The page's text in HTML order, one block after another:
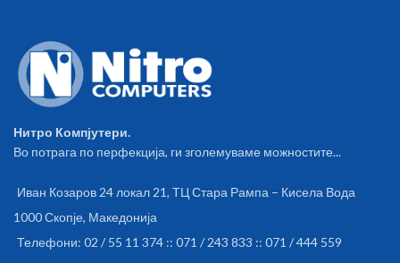
Нитро Компјутери.
Во потрага по перфекција, ги зголемуваме можностите...
Иван Козаров 24 локал 21, ТЦ Стара Рампа – Кисела Вода
1000 Скопје, Македонија
Телефони: 02 / 55 11 374 :: 071 / 243 833 :: 071 / 444 559